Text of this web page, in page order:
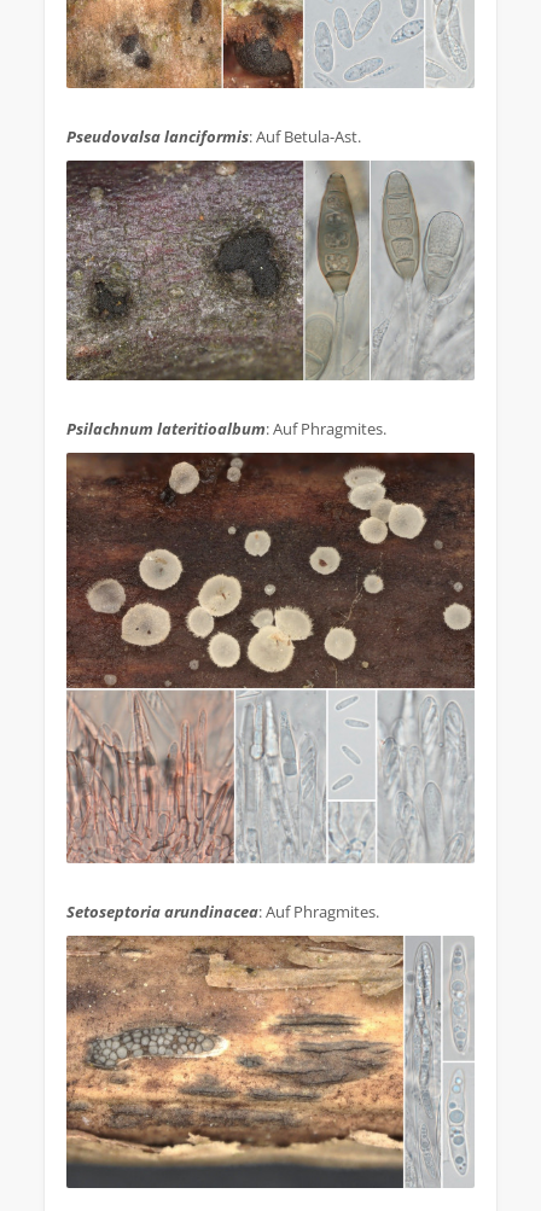
Pseudovalsa lanciformis: Auf Betula-Ast.
Psilachnum lateritioalbum: Auf Phragmites.
Setoseptoria arundinacea: Auf Phragmites.